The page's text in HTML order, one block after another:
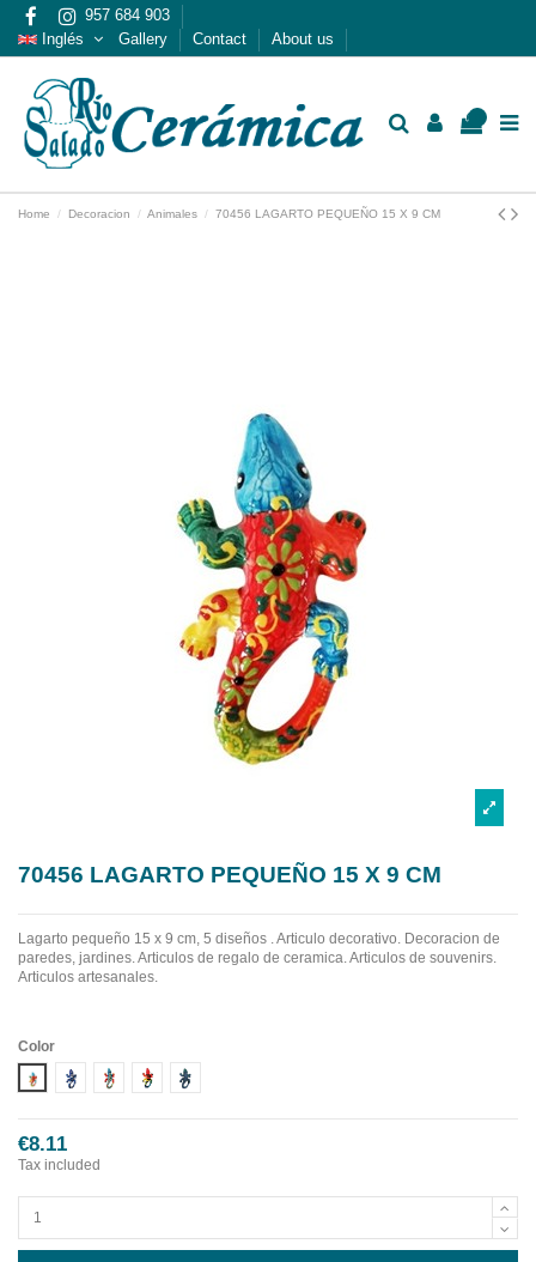
957 684 903
Inglés
Gallery Contact About us
Home Decoracion Animales 70456 LAGARTO PEQUEÑO 15 X 9 CM
70456 LAGARTO PEQUEÑO 15 X 9 CM
Lagarto pequeño 15 x 9 cm, 5 diseños . Articulo decorativo. Decoracion de
paredes, jardines. Articulos de regalo de ceramica. Articulos de souvenirs.
Articulos artesanales.
Color
Diseño 1Diseño 2Diseño 3Diseño 4Diseño 5
€8.11
Tax included